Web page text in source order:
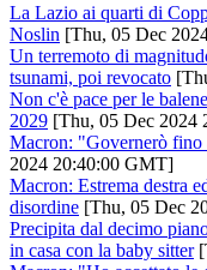
La Lazio ai quarti di
Noslin [Thu, 05 Dec
Un terremoto di
tsunami, poi revocato
Non c'è pace per le
2029 [Thu, 05 Dec 2024
Macron: "Governerò fino
2024 20:40:00 GMT]
Macron: Estrema destra
disordine [Thu, 05 Dec
Precipita dal decimo
in casa con la baby sitter